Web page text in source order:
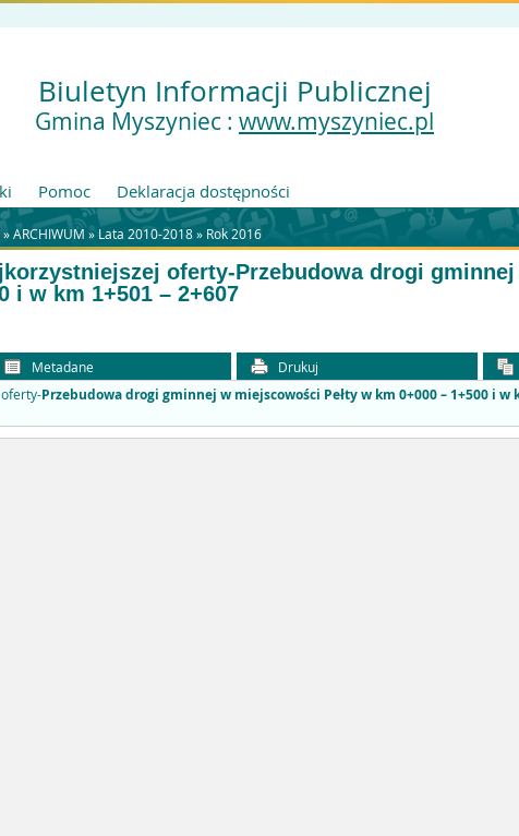
Biuletyn Informacji Publicznej
Gmina Myszyniec : www.myszyniec.pl
Pomoc Deklaracja dostępności
»ARCHIWUM » Lata 2010-2018» Rok 2016
oferty-Przebudowa drogi
i w km 1+501 – 2+607
Metadane Drukuj
Przebudowa drogi gminnej w miejscowości Pełty w km 0+000 – 1+500 i w